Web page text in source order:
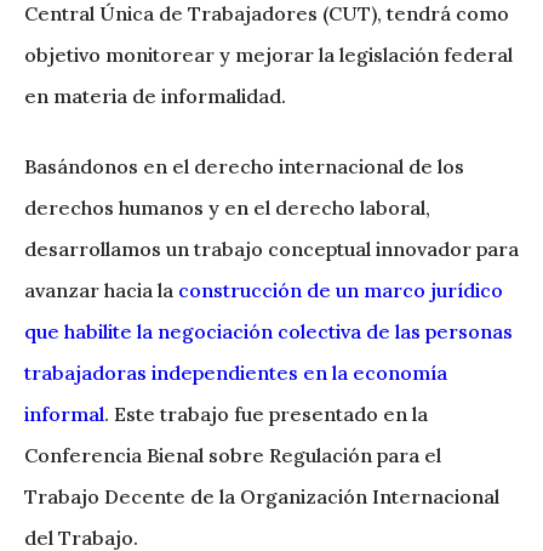
Central Única de Trabajadores (CUT), tendrá como
objetivo monitorear y mejorar la legislación federal
en materia de informalidad.
Basándonos en el derecho internacional de los
derechos humanos y en el derecho laboral,
desarrollamos un trabajo conceptual innovador para
avanzar hacia la construcción de un marco jurídico
que habilite la negociación colectiva de las personas
trabajadoras independientes en la economía
informal. Este trabajo fue presentado en la
Conferencia Bienal sobre Regulación para el
Trabajo Decente de la Organización Internacional
del Trabajo.